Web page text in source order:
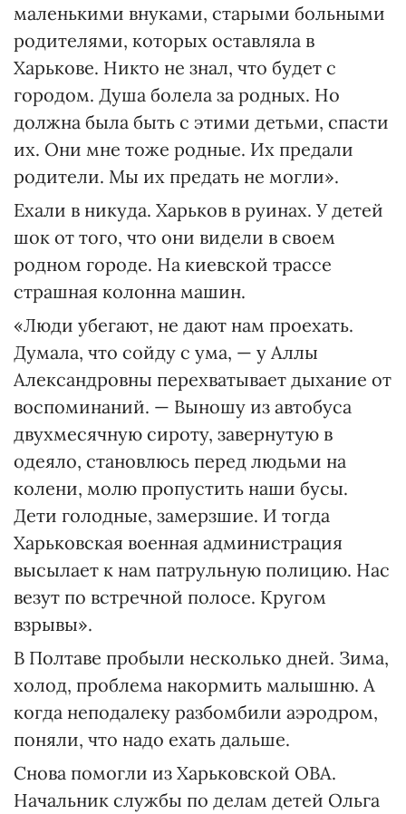
маленькими внуками, старыми больными
родителями, которых оставляла в
Харькове. Никто не знал, что будет с
городом. Душа болела за родных. Но
должна была быть с этими детьми, спасти
их. Они мне тоже родные. Их предали
родители. Мы их предать не могли».
Ехали в никуда. Харьков в руинах. У детей
шок от того, что они видели в своем
родном городе. На киевской трассе
страшная колонна машин.
«Люди убегают, не дают нам проехать.
Думала, что сойду с ума, — у Аллы
Александровны перехватывает дыхание от
воспоминаний. — Выношу из автобуса
двухмесячную сироту, завернутую в
одеяло, становлюсь перед людьми на
колени, молю пропустить наши бусы.
Дети голодные, замерзшие. И тогда
Харьковская военная администрация
высылает к нам патрульную полицию. Нас
везут по встречной полосе. Кругом
взрывы».
В Полтаве пробыли несколько дней. Зима,
холод, проблема накормить малышню. А
когда неподалеку разбомбили аэродром,
поняли, что надо ехать дальше.
Снова помогли из Харьковской ОВА.
Начальник службы по делам детей Ольга